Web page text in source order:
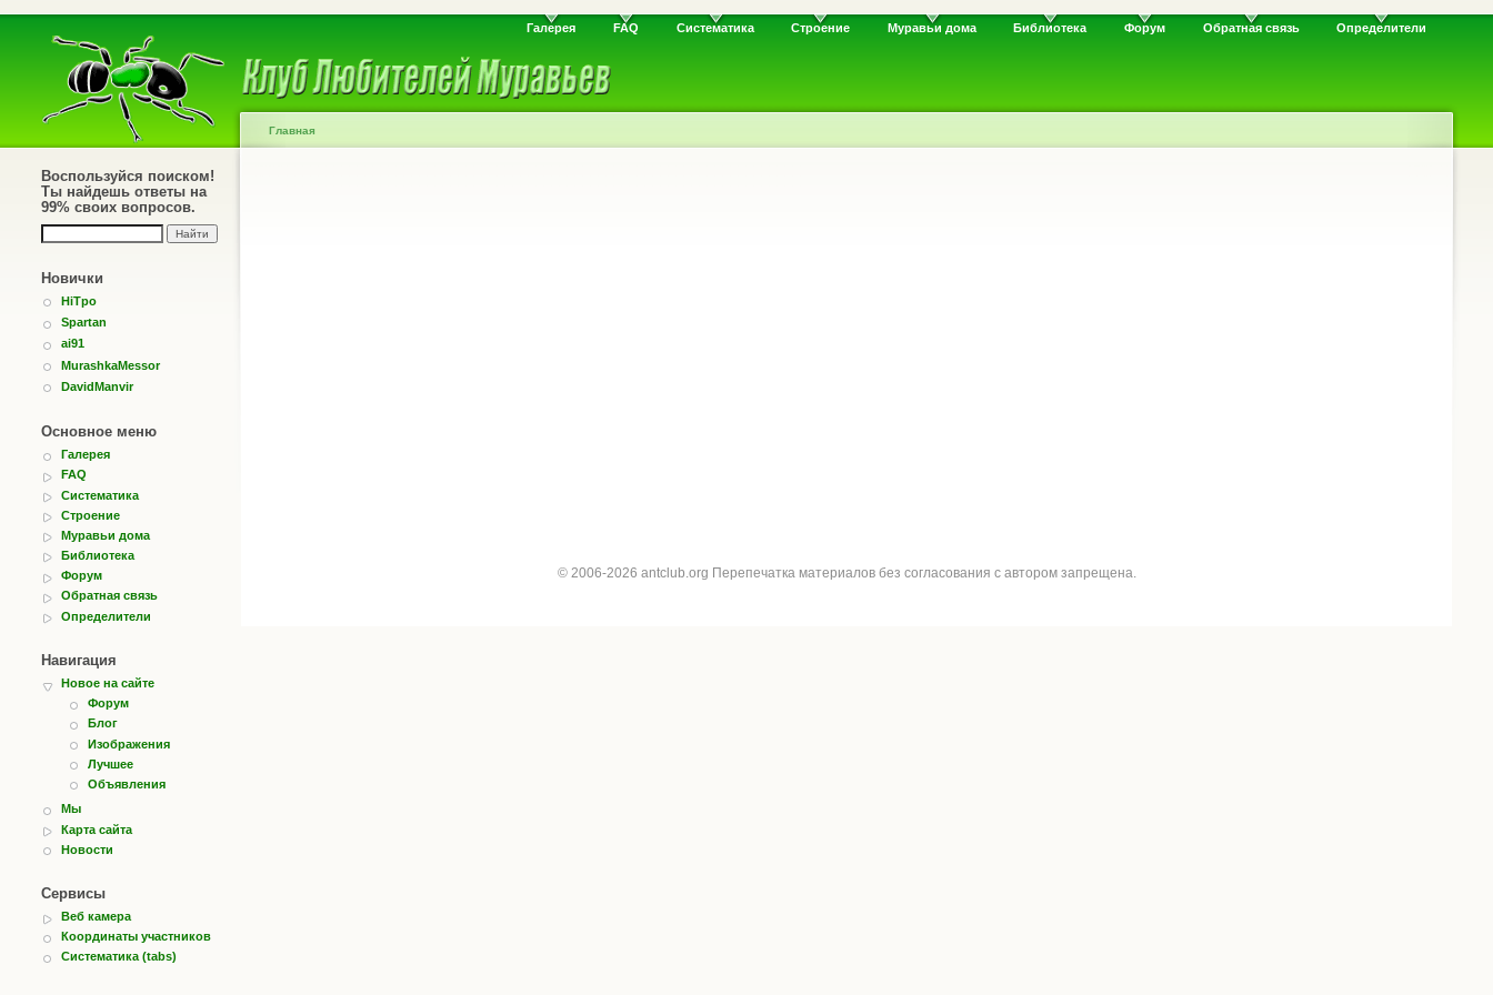
Галерея FAQ Систематика Строение Муравьи дома Библиотека Форум Обратная связь Определители
Воспользуйся поиском!
Ты найдешь ответы на
99% своих вопросов.
Новички
HiTpo
Spartan
ai91
MurashkaMessor
DavidManvir
Основное меню
Галерея
FAQ
Систематика
Строение
Муравьи дома
Библиотека
Форум
Обратная связь
Определители
Навигация
Новое на сайте
Форум
Блог
Изображения
Лучшее
Объявления
Мы
Карта сайта
Новости
Сервисы
Веб камера
Координаты участников
Систематика (tabs)
Главная
© 2006-2026 antclub.org Перепечатка материалов без согласования с автором запрещена.